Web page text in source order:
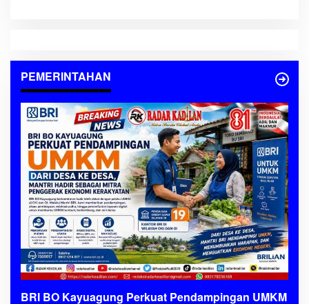
PEMERINTAHAN
BRI BO Kayuagung Perkuat Pendampingan UMKM